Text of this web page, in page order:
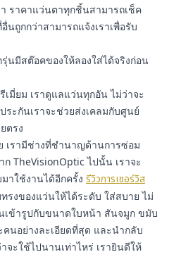
า ราคาแว่นตาทุกชิ้นสามารถเช็ค
นถูกกว่าสามารถแจ้งเราเพื่อรับ
นมีสต๊อคของให้ลองใส่ได้จริงก่อน
มี่ยม เราดูแลแว่นทุกอัน ไม่ว่าจะ
ระกันเราจะช่วยส่งเคลมกับศูนย์
ตรง
เรามีช่างที่ชำนาญด้านการซ่อม
TheVisionOptic ไปนั้น เราจะ
าใช้งานได้อีกครั้ง รีวิวการเซอร์วิส
รงของแว่นให้ได้ระดับ ใส่สบาย ไม่
เข้ารูปกับขนาดใบหน้า สันจมูก ขมับ
นอย่างละเอียดที่สุด และนำกลับ
จะใช้ไปนานเท่าไหร่ เรายินดีให้